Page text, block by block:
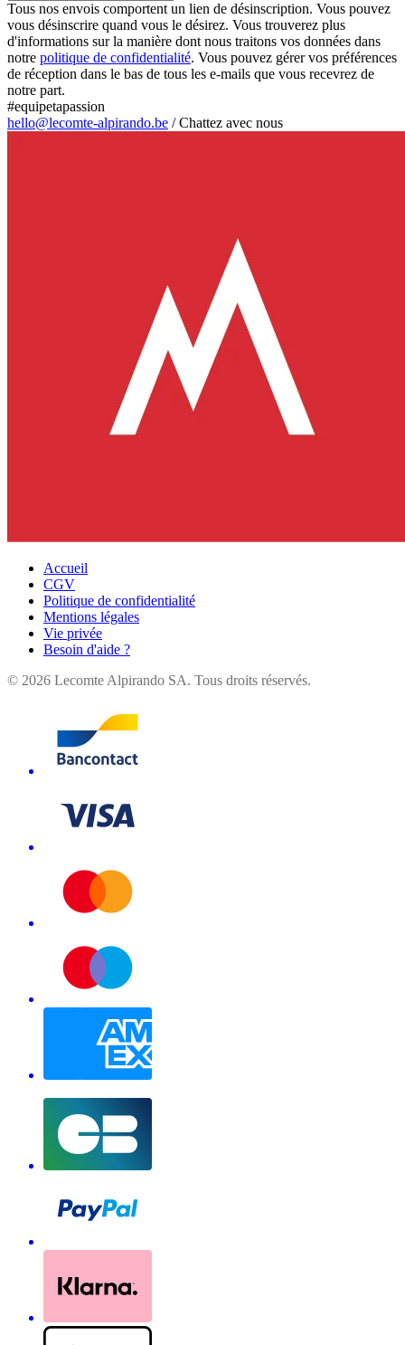
Tous nos envois comportent un lien de désinscription. Vous pouvez
vous désinscrire quand vous le désirez. Vous trouverez plus
d'informations sur la manière dont nous traitons vos données dans
notre politique de confidentialité. Vous pouvez gérer vos préférences
de réception dans le bas de tous les e-mails que vous recevrez de
notre part.
#equipetapassion
hello@lecomte-alpirando.be /Chattez avec nous
Accueil
CGV
Politique de confidentialité
Mentions légales
Vie privée
Besoin d'aide ?
© 2026 Lecomte Alpirando SA. Tous droits réservés.